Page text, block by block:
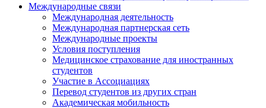
Международные связи
Международная деятельность
Международная партнерская сеть
Международные проекты
Условия поступления
Медицинское страхование для иностранных
студентов
Участие в Ассоциациях
Перевод студентов из других стран
Академическая мобильность